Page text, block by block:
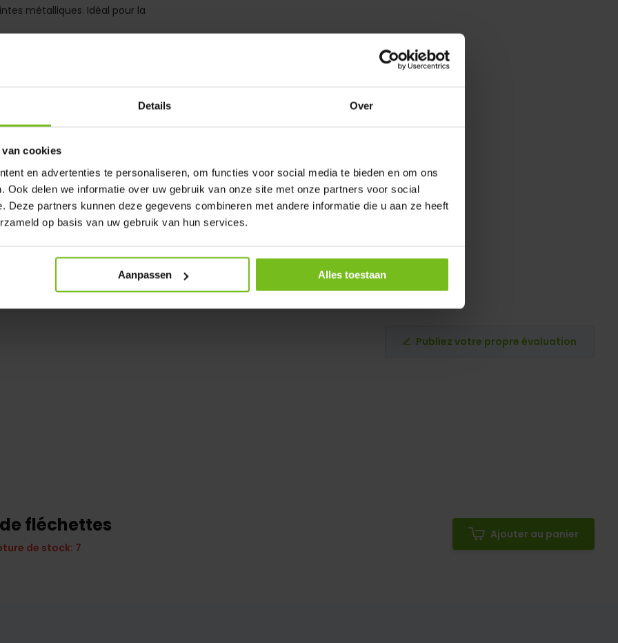
Details Over
cookies
en advertenties te personaliseren, om functies voor social media te bieden en om ons
Ook delen we informatie over uw gebruik van onze site met onze partners voor social
Deze partners kunnen deze gegevens combineren met andere informatie die u aan ze heeft
op basis van uw gebruik van hun services.
Aanpassen Alles toestaan
métalliques. Idéal pour la
Publiez votre propre évaluation
fléchettes
de stock: 7
Ajouter au panier